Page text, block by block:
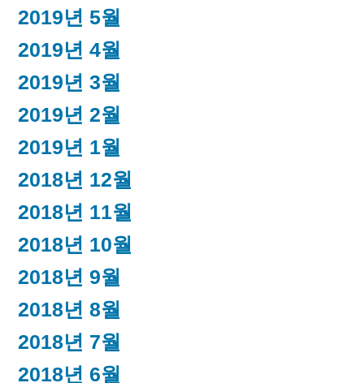
2019년 5월
2019년 4월
2019년 3월
2019년 2월
2019년 1월
2018년 12월
2018년 11월
2018년 10월
2018년 9월
2018년 8월
2018년 7월
2018년 6월